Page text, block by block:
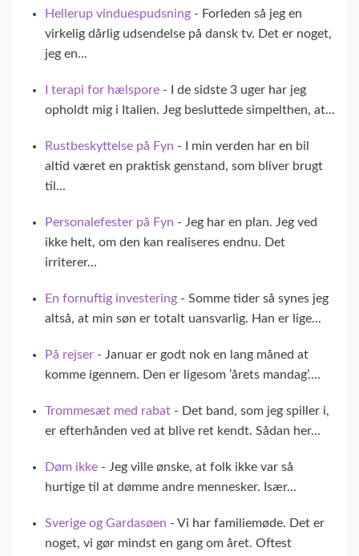
Hellerup vinduespudsning - Forleden så jeg en
virkelig dårlig udsendelse på dansk tv. Det er noget,
jeg en...
I terapi for hælspore - I de sidste 3 uger har jeg
opholdt mig i Italien. Jeg besluttede simpelthen, at...
Rustbeskyttelse på Fyn - I min verden har en bil
altid været en praktisk genstand, som bliver brugt
til...
Personalefester på Fyn - Jeg har en plan. Jeg ved
ikke helt, om den kan realiseres endnu. Det
irriterer...
En fornuftig investering - Somme tider så synes jeg
altså, at min søn er totalt uansvarlig. Han er lige...
På rejser - Januar er godt nok en lang måned at
komme igennem. Den er ligesom ’årets mandag’....
Trommesæt med rabat - Det band, som jeg spiller i,
er efterhånden ved at blive ret kendt. Sådan her...
Døm ikke - Jeg ville ønske, at folk ikke var så
hurtige til at dømme andre mennesker. Især...
Sverige og Gardasøen - Vi har familiemøde. Det er
noget, vi gør mindst en gang om året. Oftest